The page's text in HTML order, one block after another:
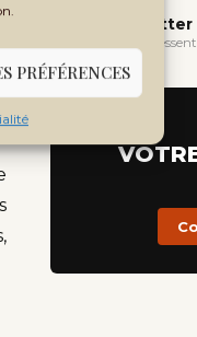
PRÉFÉRENCES
Newsletter
Recevoir